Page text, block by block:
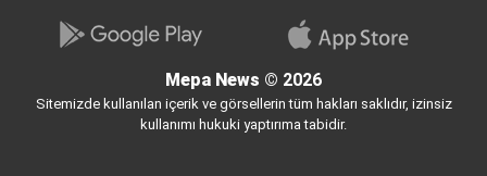
Mepa News © 2026
Sitemizde kullanılan içerik ve görsellerin tüm hakları saklıdır, izinsiz
kullanımı hukuki yaptırıma tabidir.